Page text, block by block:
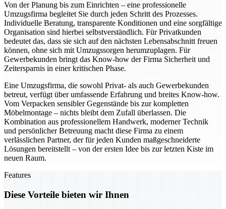
Von der Planung bis zum Einrichten – eine professionelle
Umzugsfirma begleitet Sie durch jeden Schritt des Prozesses.
Individuelle Beratung, transparente Konditionen und eine sorgfältige
Organisation sind hierbei selbstverständlich. Für Privatkunden
bedeutet das, dass sie sich auf den nächsten Lebensabschnitt freuen
können, ohne sich mit Umzugssorgen herumzuplagen. Für
Gewerbekunden bringt das Know-how der Firma Sicherheit und
Zeitersparnis in einer kritischen Phase.
Eine Umzugsfirma, die sowohl Privat- als auch Gewerbekunden
betreut, verfügt über umfassende Erfahrung und breites Know-how.
Vom Verpacken sensibler Gegenstände bis zur kompletten
Möbelmontage – nichts bleibt dem Zufall überlassen. Die
Kombination aus professionellem Handwerk, moderner Technik
und persönlicher Betreuung macht diese Firma zu einem
verlässlichen Partner, der für jeden Kunden maßgeschneiderte
Lösungen bereitstellt – von der ersten Idee bis zur letzten Kiste im
neuen Raum.
Features
Diese Vorteile bieten wir Ihnen